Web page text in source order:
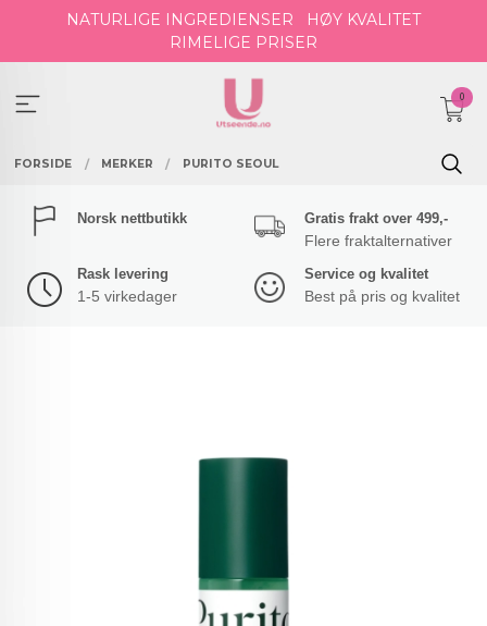
NATURLIGE INGREDIENSER
HØY KVALITET
RIMELIGE PRISER
0
FORSIDE MERKER PURITO SEOUL
Norsk nettbutikk Gratis frakt over 499,-
Flere fraktalternativer
Rask levering
1-5 virkedager
Service og kvalitet
Best på pris og kvalitet